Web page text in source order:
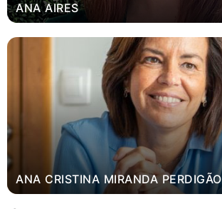
ANA AIRES
ANA CRISTINA MIRANDA PERDIGÃO